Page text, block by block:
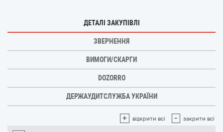
ДЕТАЛІ ЗАКУПІВЛІ
ЗВЕРНЕННЯ
ВИМОГИ/СКАРГИ
DOZORRO
ДЕРЖАУДИТСЛУЖБА УКРАЇНИ
+ відкрити всі - закрити всі